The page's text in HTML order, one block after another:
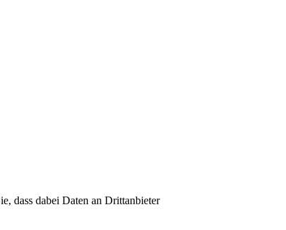
dass dabei Daten an Drittanbieter